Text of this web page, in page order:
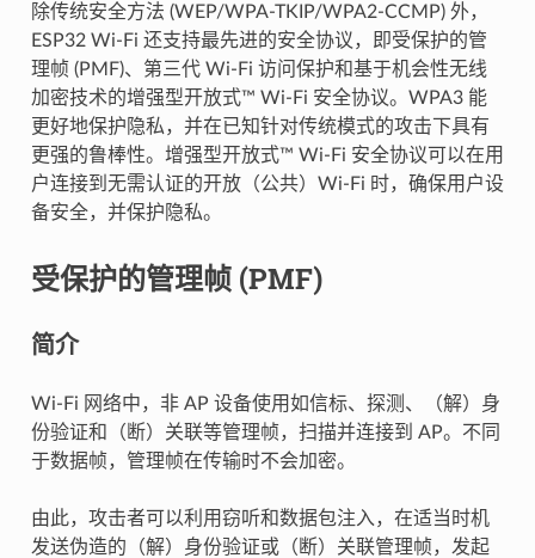
除传统安全方法 (WEP/WPA-TKIP/WPA2-CCMP) 外，
ESP32 Wi-Fi 还支持最先进的安全协议，即受保护的管
理帧 (PMF)、第三代 Wi-Fi 访问保护和基于机会性无线
加密技术的增强型开放式™ Wi-Fi 安全协议。WPA3 能
更好地保护隐私，并在已知针对传统模式的攻击下具有
更强的鲁棒性。增强型开放式™ Wi-Fi 安全协议可以在用
户连接到无需认证的开放（公共）Wi-Fi 时，确保用户设
备安全，并保护隐私。
受保护的管理帧 (PMF)
简介
Wi-Fi 网络中，非 AP 设备使用如信标、探测、（解）身
份验证和（断）关联等管理帧，扫描并连接到 AP。不同
于数据帧，管理帧在传输时不会加密。
由此，攻击者可以利用窃听和数据包注入，在适当时机
发送伪造的（解）身份验证或（断）关联管理帧，发起